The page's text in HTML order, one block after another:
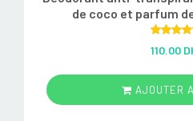
de coco et parfum
out of
110.00
AJOUTER